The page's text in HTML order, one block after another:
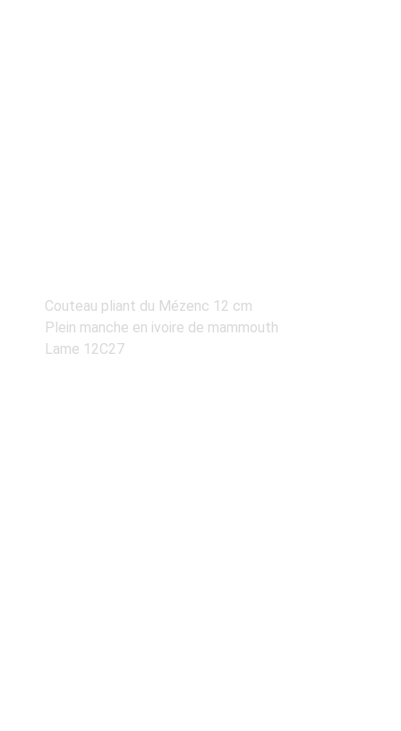
Couteau pliant du Mézenc 12 cm
Plein manche en ivoire de mammouth
Lame 12C27